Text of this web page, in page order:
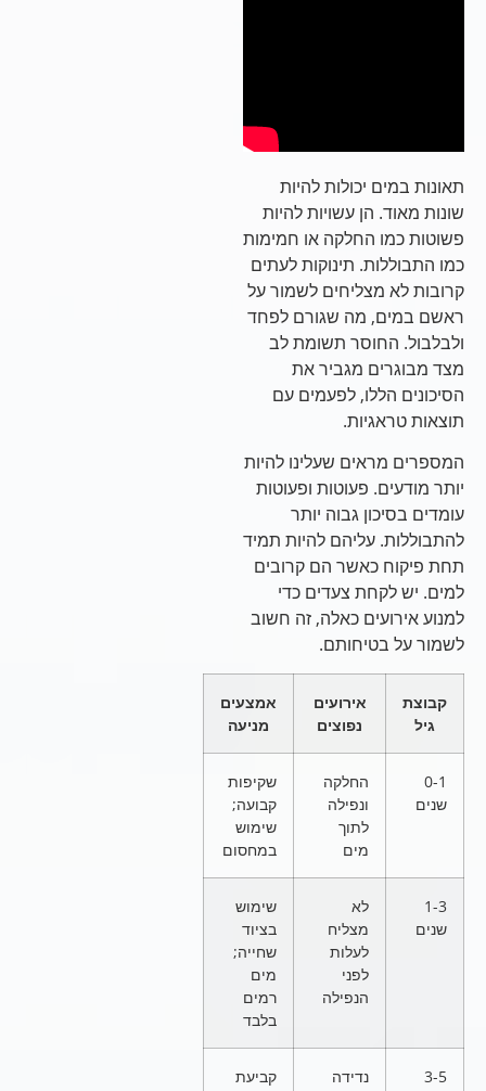
תאונות במים יכולות להיות
שונות מאוד. הן עשויות להיות
פשוטות כמו החלקה או חמימות
כמו התבוללות. תינוקות לעתים
קרובות לא מצליחים לשמור על
ראשם במים, מה שגורם לפחד
ולבלבול. החוסר תשומת לב
מצד מבוגרים מגביר את
הסיכונים הללו, לפעמים עם
תוצאות טראגיות.
המספרים מראים שעלינו להיות
יותר מודעים. פעוטות ופעוטות
עומדים בסיכון גבוה יותר
להתבוללות. עליהם להיות תמיד
תחת פיקוח כאשר הם קרובים
למים. יש לקחת צעדים כדי
למנוע אירועים כאלה, זה חשוב
לשמור על בטיחותם.
קבוצת
גיל
אירועים
נפוצים
אמצעים
מניעה
0-1
שנים
החלקה
ונפילה
לתוך
מים
שקיפות
קבועה;
שימוש
במחסום
1-3
שנים
לא
מצליח
לעלות
לפני
הנפילה
שימוש
בציוד
שחייה;
מים
רמים
בלבד
3-5
נדידה
קביעת